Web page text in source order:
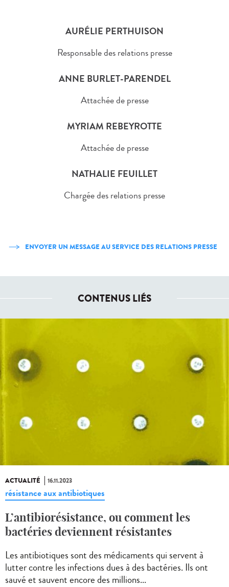
AURÉLIE PERTHUISON
Responsable des relations presse
ANNE BURLET-PARENDEL
Attachée de presse
MYRIAM REBEYROTTE
Attachée de presse
NATHALIE FEUILLET
Chargée des relations presse
ENVOYER UN MESSAGE AU SERVICE DES RELATIONS PRESSE
CONTENUS LIÉS
ACTUALITÉ 16.11.2023
résistance aux antibiotiques
L’antibiorésistance, ou comment les
bactéries deviennent résistantes
Les antibiotiques sont des médicaments qui servent à
lutter contre les infections dues à des bactéries. Ils ont
sauvé et sauvent encore des millions...